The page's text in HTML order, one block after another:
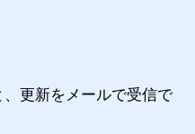
更新をメールで受信で